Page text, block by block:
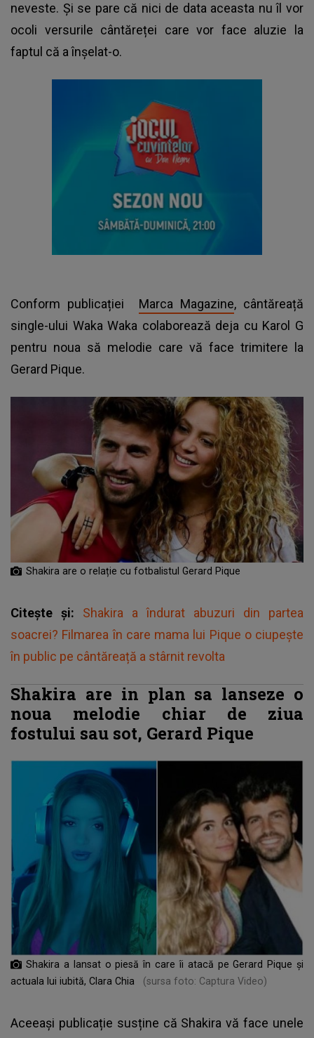
neveste. Și se pare că nici de data aceasta nu îl vor
ocoli versurile cântăreței care vor face aluzie la
faptul că a înșelat-o.
Conform publicației Marca Magazine, cântăreață
single-ului Waka Waka colaborează deja cu Karol G
pentru noua să melodie care vă face trimitere la
Gerard Pique.
Shakira are o relație cu fotbalistul Gerard Pique
Citește și: Shakira a îndurat abuzuri din partea
soacrei? Filmarea în care mama lui Pique o ciupește
în public pe cântăreață a stârnit revolta
Shakira are in plan sa lanseze o
noua melodie chiar de ziua
fostului sau sot, Gerard Pique
Shakira a lansat o piesă în care îi atacă pe Gerard Pique și
actuala lui iubită, Clara Chia
(sursa foto: Captura Video)
Aceeași publicație susține că Shakira vă face unele